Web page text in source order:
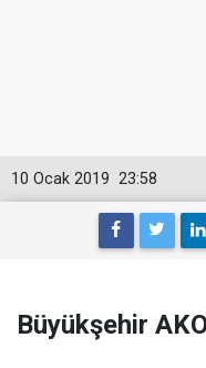
23:58
10 Ocak 2019
Büyükşehir